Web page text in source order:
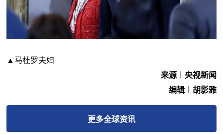
▲马杜罗夫妇
来源︱央视新闻
编辑︱胡影雅
更多全球资讯